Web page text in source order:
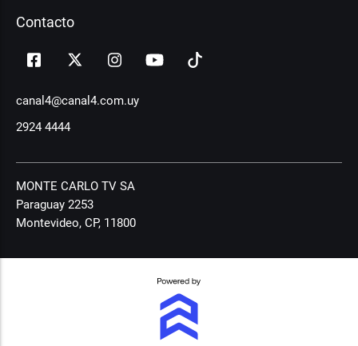
Contacto
canal4@canal4.com.uy
2924 4444
MONTE CARLO TV SA
Paraguay 2253
Montevideo, CP, 11800